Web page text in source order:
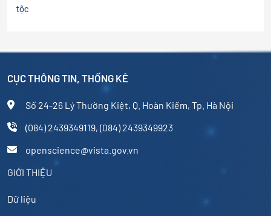
tộc
CỤC THÔNG TIN, THỐNG KÊ
Số 24-26 Lý Thường Kiệt, Q. Hoàn Kiếm, Tp. Hà Nội
(084) 2439349119, (084) 2439349923
openscience@vista.gov.vn
GIỚI THIỆU
Dữ liệu